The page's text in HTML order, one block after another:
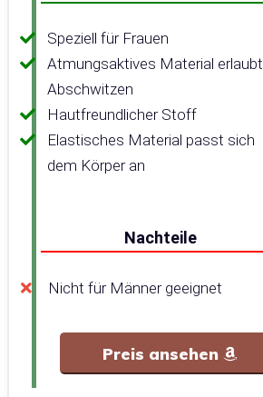
Speziell für Frauen
Atmungsaktives Material erlaubt
Abschwitzen
Hautfreundlicher Stoff
Elastisches Material passt sich
dem Körper an
Nachteile
Nicht für Männer geeignet
Preis ansehen